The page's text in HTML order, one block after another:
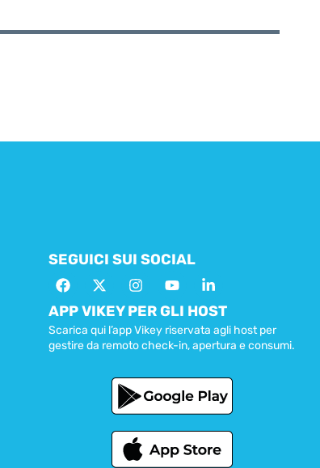
SEGUICI SUI SOCIAL
APP VIKEY PER GLI HOST
Scarica qui l’app Vikey riservata agli host per
gestire da remoto check-in, apertura e consumi.